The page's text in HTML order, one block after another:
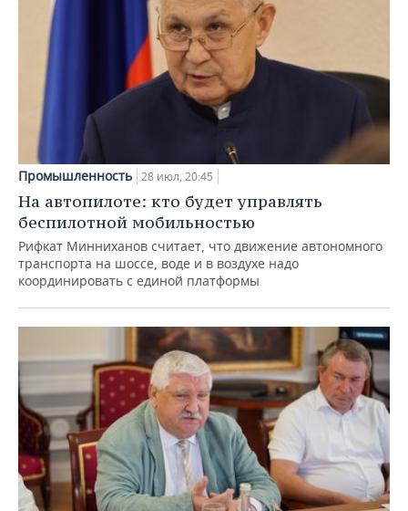
Промышленность 28 июл, 20:45
На автопилоте: кто будет управлять
беспилотной мобильностью
Рифкат Минниханов считает, что движение автономного
транспорта на шоссе, воде и в воздухе надо
координировать с единой платформы